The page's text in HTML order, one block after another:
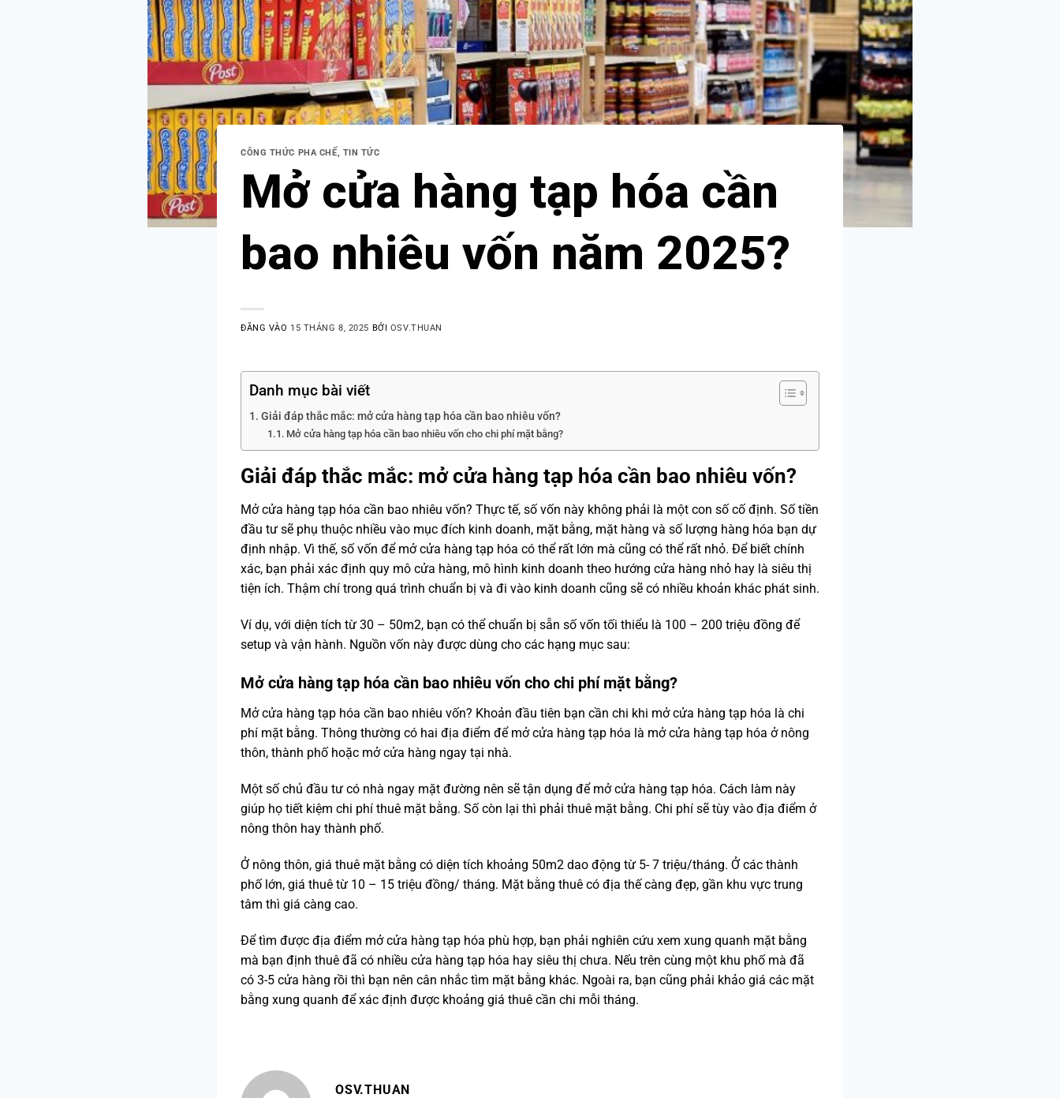
CÔNG THỨC PHA CHẾ TIN TỨC
Mở cửa hàng tạp hóa cần
bao nhiêu vốn năm 2025?
ĐĂNG VÀO 15 THÁNG 8, 2025 BỞI OSV.THUAN
Danh mục bài viết
Giải đáp thắc mắc: mở cửa hàng tạp hóa cần bao nhiêu vốn?
Mở cửa hàng tạp hóa cần bao nhiêu vốn cho chi phí mặt bằng?
Giải đáp thắc mắc: mở cửa hàng tạp hóa cần bao nhiêu vốn?
Mở cửa hàng tạp hóa cần bao nhiêu vốn? Thực tế, số vốn này không phải là một con số cố định. Số tiền
đầu tư sẽ phụ thuộc nhiều vào mục đích kinh doanh, mặt bằng, mặt hàng và số lượng hàng hóa bạn dự
định nhập. Vì thế, số vốn để mở cửa hàng tạp hóa có thể rất lớn mà cũng có thể rất nhỏ. Để biết chính
xác, bạn phải xác định quy mô cửa hàng, mô hình kinh doanh theo hướng cửa hàng nhỏ hay là siêu thị
tiện ích. Thậm chí trong quá trình chuẩn bị và đi vào kinh doanh cũng sẽ có nhiều khoản khác phát sinh.
Ví dụ, với diện tích từ 30 – 50m2, bạn có thể chuẩn bị sẵn số vốn tối thiểu là 100 – 200 triệu đồng để
setup và vận hành. Nguồn vốn này được dùng cho các hạng mục sau:
Mở cửa hàng tạp hóa cần bao nhiêu vốn cho chi phí mặt bằng?
Mở cửa hàng tạp hóa cần bao nhiêu vốn? Khoản đầu tiên bạn cần chi khi mở cửa hàng tạp hóa là chi
phí mặt bằng. Thông thường có hai địa điểm để mở cửa hàng tạp hóa là mở cửa hàng tạp hóa ở nông
thôn, thành phố hoặc mở cửa hàng ngay tại nhà.
Một số chủ đầu tư có nhà ngay mặt đường nên sẽ tận dụng để mở cửa hàng tạp hóa. Cách làm này
giúp họ tiết kiệm chi phí thuê mặt bằng. Số còn lại thì phải thuê mặt bằng. Chi phí sẽ tùy vào địa điểm ở
nông thôn hay thành phố.
Ở nông thôn, giá thuê mặt bằng có diện tích khoảng 50m2 dao động từ 5- 7 triệu/tháng. Ở các thành
phố lớn, giá thuê từ 10 – 15 triệu đồng/ tháng. Mặt bằng thuê có địa thế càng đẹp, gần khu vực trung
tâm thì giá càng cao.
Để tìm được địa điểm mở cửa hàng tạp hóa phù hợp, bạn phải nghiên cứu xem xung quanh mặt bằng
mà bạn định thuê đã có nhiều cửa hàng tạp hóa hay siêu thị chưa. Nếu trên cùng một khu phố mà đã
có 3-5 cửa hàng rồi thì bạn nên cân nhắc tìm mặt bằng khác. Ngoài ra, bạn cũng phải khảo giá các mặt
bằng xung quanh để xác định được khoảng giá thuê cần chi mỗi tháng.
OSV.THUAN